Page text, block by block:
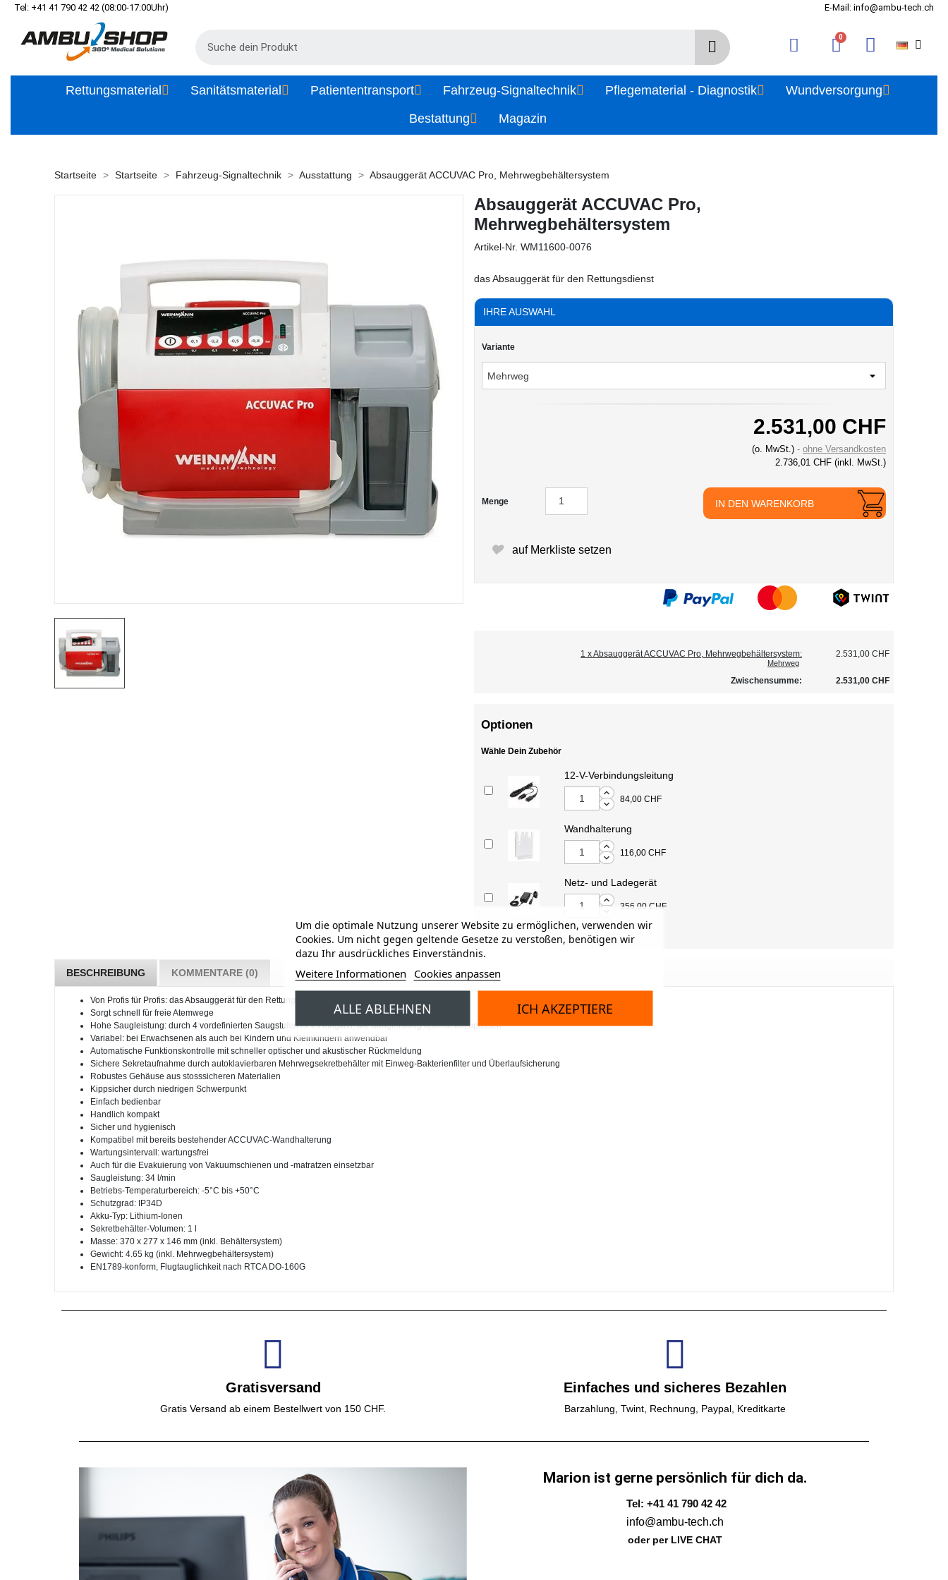
Tel: +41 41 790 42 42 (08:00-17:00Uhr) E-Mail: info@ambu-tech.ch
Rettungsmaterial Sanitätsmaterial Patiententransport Fahrzeug-Signaltechnik Pflegematerial - Diagnostik
Wundversorgung
Bestattung
Magazin
Startseite Startseite Fahrzeug-Signaltechnik Ausstattung Absauggerät ACCUVAC Pro, Mehrwegbehältersystem
Absauggerät ACCUVAC Pro,
Mehrwegbehältersystem
Artikel-Nr. WM11600-0076
das Absauggerät für den Rettungsdienst
IHRE AUSWAHL
Variante
2.531,00 CHF
(o. MwSt.)
ohne Versandkosten
2.736,01 CHF (inkl. MwSt.)
Menge IN DEN WARENKORB
auf Merkliste setzen
1 x Absauggerät ACCUVAC Pro, Mehrwegbehältersystem:
Mehrweg
2.531,00 CHF
Zwischensumme: 2.531,00 CHF
Optionen
Wähle Dein Zubehör
12-V-Verbindungsleitung
84,00 CHF
Wandhalterung
116,00 CHF
Netz- und Ladegerät
356,00 CHF
BESCHREIBUNG KOMMENTARE (0)
Von Profis für Profis: das Absauggerät für den Rettungsdienst
Sorgt schnell für freie Atemwege
Hohe Saugleistung: durch 4 vordefinierten Saugstufen ist es möglich, die Saugleistung optimal anzupassen
Variabel: bei Erwachsenen als auch bei Kindern und Kleinkindern anwendbar
Automatische Funktionskontrolle mit schneller optischer und akustischer Rückmeldung
Sichere Sekretaufnahme durch autoklavierbaren Mehrwegsekretbehälter mit Einweg-Bakterienfilter und Überlaufsicherung
Robustes Gehäuse aus stosssicheren Materialien
Kippsicher durch niedrigen Schwerpunkt
Einfach bedienbar
Handlich kompakt
Sicher und hygienisch
Kompatibel mit bereits bestehender ACCUVAC-Wandhalterung
Wartungsintervall: wartungsfrei
Auch für die Evakuierung von Vakuumschienen und -matratzen einsetzbar
Saugleistung: 34 l/min
Betriebs-Temperaturbereich: -5°C bis +50°C
Schutzgrad: IP34D
Akku-Typ: Lithium-Ionen
Sekretbehälter-Volumen: 1 l
Masse: 370 x 277 x 146 mm (inkl. Behältersystem)
Gewicht: 4.65 kg (inkl. Mehrwegbehältersystem)
EN1789-konform, Flugtauglichkeit nach RTCA DO-160G
Gratisversand
Gratis Versand ab einem Bestellwert von 150 CHF.
Einfaches und sicheres Bezahlen
Barzahlung, Twint, Rechnung, Paypal, Kreditkarte
Marion ist gerne persönlich für dich da.
Tel: +41 41 790 42 42
info@ambu-tech.ch
oder per LIVE CHAT
Um die optimale Nutzung unserer Website zu ermöglichen, verwenden wir
Cookies. Um nicht gegen geltende Gesetze zu verstoßen, benötigen wir
dazu Ihr ausdrückliches Einverständnis.
Weitere Informationen Cookies anpassen
ALLE ABLEHNEN ICH AKZEPTIERE